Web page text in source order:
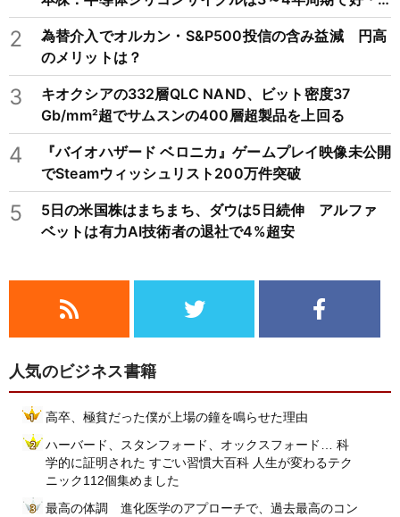
不況を繰り返すため注意
2
為替介入でオルカン・S&P500投信の含み益減 円高
のメリットは？
3
キオクシアの332層QLC NAND、ビット密度37
Gb/mm²超でサムスンの400層超製品を上回る
4
『バイオハザード ベロニカ』ゲームプレイ映像未公開
でSteamウィッシュリスト200万件突破
5
5日の米国株はまちまち、ダウは5日続伸 アルファ
ベットは有力AI技術者の退社で4%超安
人気のビジネス書籍
高卒、極貧だった僕が上場の鐘を鳴らせた理由
ハーバード、スタンフォード、オックスフォード… 科
学的に証明された すごい習慣大百科 人生が変わるテク
ニック112個集めました
最高の体調 進化医学のアプローチで、過去最高のコン